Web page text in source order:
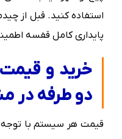
استفاده کنید. قبل از
پایداری کامل قفسه
خرید و
دو طرفه در
قیمت هر سیستم با توجه